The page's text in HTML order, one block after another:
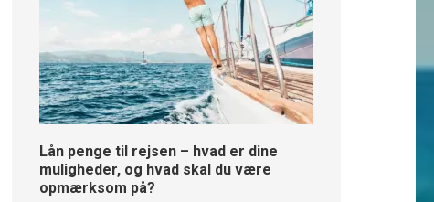
Lån penge til rejsen – hvad er dine
muligheder, og hvad skal du være
opmærksom på?